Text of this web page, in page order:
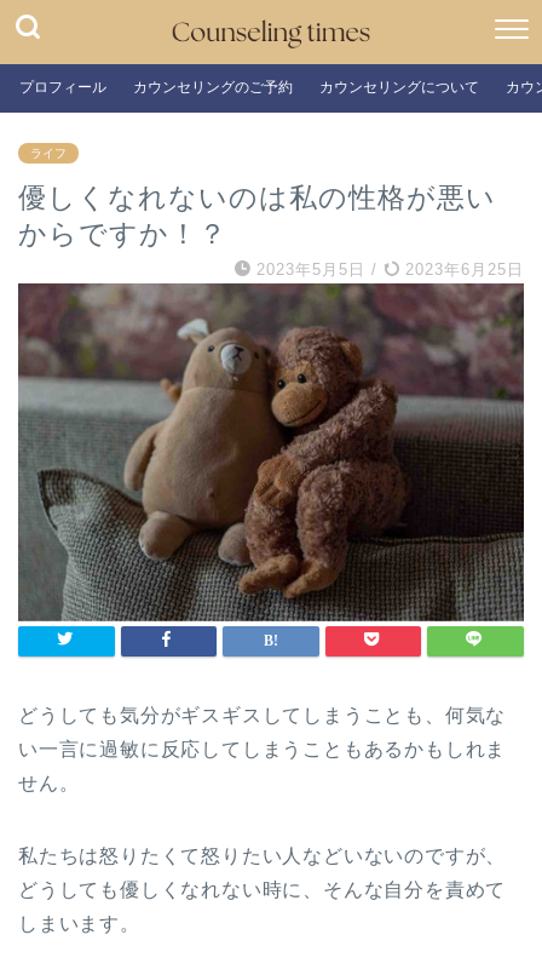
プロフィール カウンセリングのご予約 カウンセリングについて カウ
ライフ
優しくなれないのは私の性格が悪い
からですか！？
2023年5月5日 / 2023年6月25日
どうしても気分がギスギスしてしまうことも、何気な
い一言に過敏に反応してしまうこともあるかもしれま
せん。
私たちは怒りたくて怒りたい人などいないのですが、
どうしても優しくなれない時に、そんな自分を責めて
しまいます。